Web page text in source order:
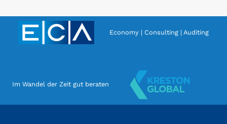
Economy | Consulting | Auditing
Im Wandel der Zeit gut beraten